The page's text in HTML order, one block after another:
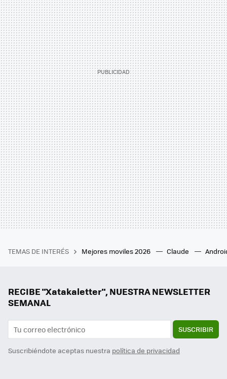
TEMAS DE INTERÉS Mejores moviles 2026 Claude
RECIBE "Xatakaletter", NUESTRA NEWSLETTER
SEMANAL
SUSCRIBIR
Suscribiéndote aceptas nuestra política de privacidad